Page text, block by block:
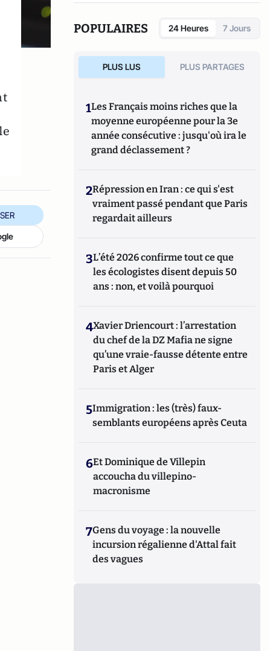
POPULAIRES 24 Heures 7 Jours
PLUS LUS PLUS PARTAGES
1Les Français moins riches que la
moyenne européenne pour la 3e
année consécutive : jusqu'où ira le
grand déclassement ?
2Répression en Iran : ce qui s'est
vraiment passé pendant que Paris
regardait ailleurs
3L’été 2026 confirme tout ce que
les écologistes disent depuis 50
ans : non, et voilà pourquoi
4Xavier Driencourt : l’arrestation
du chef de la DZ Mafia ne signe
qu’une vraie-fausse détente entre
Paris et Alger
5Immigration : les (très) faux-
semblants européens après Ceuta
6Et Dominique de Villepin
accoucha du villepino-
macronisme
7Gens du voyage : la nouvelle
incursion régalienne d'Attal fait
des vagues